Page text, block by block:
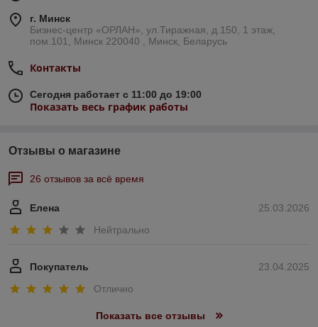
г. Минск
Бизнес-центр «ОРЛАН», ул.Тиражная, д.150, 1 этаж,
пом.101, Минск 220040 , Минск, Беларусь
Контакты
Сегодня работает с 11:00 до 19:00
Показать весь график работы
Отзывы о магазине
26 отзывов за всё время
25.03.2026
Елена
Нейтрально
23.04.2025
Покупатель
Отлично
Показать все отзывы